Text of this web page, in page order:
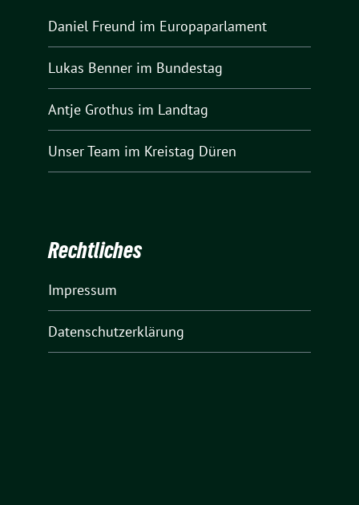
Daniel Freund im Europaparlament
Lukas Benner im Bundestag
Antje Grothus im Landtag
Unser Team im Kreistag Düren
Rechtliches
Impressum
Datenschutzerklärung